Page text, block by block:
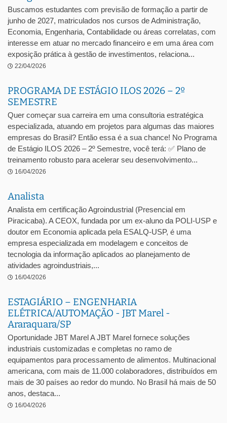
Buscamos estudantes com previsão de formação a partir de
junho de 2027, matriculados nos cursos de Administração,
Economia, Engenharia, Contabilidade ou áreas correlatas, com
interesse em atuar no mercado financeiro e em uma área com
exposição prática à gestão de investimentos, relaciona...
22/04/2026
PROGRAMA DE ESTÁGIO ILOS 2026 – 2º
SEMESTRE
Quer começar sua carreira em uma consultoria estratégica
especializada, atuando em projetos para algumas das maiores
empresas do Brasil? Então essa é a sua chance! No Programa
de Estágio ILOS 2026 – 2º Semestre, você terá: ✅ Plano de
treinamento robusto para acelerar seu desenvolvimento...
16/04/2026
Analista
Analista em certificação Agroindustrial (Presencial em
Piracicaba). A CEOX, fundada por um ex-aluno da POLI-USP e
doutor em Economia aplicada pela ESALQ-USP, é uma
empresa especializada em modelagem e conceitos de
tecnologia da informação aplicados ao planejamento de
atividades agroindustriais,...
16/04/2026
ESTAGIÁRIO – ENGENHARIA
ELÉTRICA/AUTOMAÇÃO - JBT Marel -
Araraquara/SP
Oportunidade JBT Marel A JBT Marel fornece soluções
industriais customizadas e completas no ramo de
equipamentos para processamento de alimentos. Multinacional
americana, com mais de 11.000 colaboradores, distribuídos em
mais de 30 países ao redor do mundo. No Brasil há mais de 50
anos, destaca...
16/04/2026